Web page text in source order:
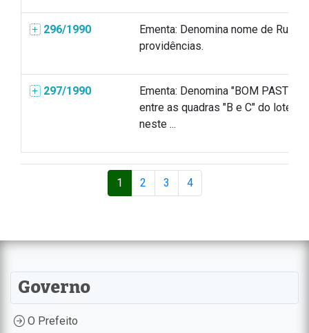
296/1990
Ementa: Denomina nome de Rua e
providências.
297/1990
Ementa: Denomina "BOM
entre as quadras "B e C" do
neste ...
1 2 3 4
Governo
O Prefeito